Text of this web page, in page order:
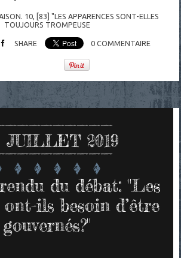
10, [83] "LES APPARENCES SONT-ELLES
TOUJOURS TROMPEUSE
SHARE 0 COMMENTAIRE
JUILLET 2019
du débat: "Les
ils besoin d’être
gouvernés?"